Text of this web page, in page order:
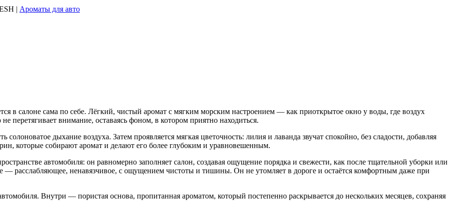
| Ароматы для авто
в салоне сама по себе. Лёгкий, чистый аромат с мягким морским настроением — как приоткрытое окно у воды, где воздух
перетягивает внимание, оставаясь фоном, в котором приятно находиться.
дыхание воздуха. Затем проявляется мягкая цветочность: лилия и лаванда звучат спокойно, без сладости, добавляя
которые собирают аромат и делают его более глубоким и уравновешенным.
автомобиля: он равномерно заполняет салон, создавая ощущение порядка и свежести, как после тщательной уборки или
— расслабляющее, ненавязчивое, с ощущением чистоты и тишины. Он не утомляет в дороге и остаётся комфортным даже при
Внутри — пористая основа, пропитанная ароматом, который постепенно раскрывается до нескольких месяцев, сохраняя